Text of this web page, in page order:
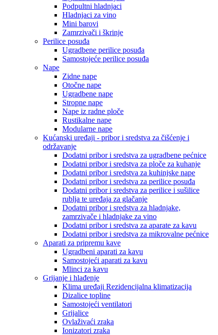
Podpultni hladnjaci
Hladnjaci za vino
Mini barovi
Zamrzivači i škrinje
Perilice posuđa
Ugradbene perilice posuđa
Samostojeće perilice posuđa
Nape
Zidne nape
Otočne nape
Ugradbene nape
Stropne nape
Nape iz radne ploče
Rustikalne nape
Modularne nape
Kućanski uređaji - pribor i sredstva za čišćenje i
održavanje
Dodatni pribor i sredstva za ugradbene pećnice
Dodatni pribor i sredstva za ploče za kuhanje
Dodatni pribor i sredstva za kuhinjske nape
Dodatni pribor i sredstva za perilice posuđa
Dodatni pribor i sredstva za perilice i sušilice
rublja te uređaja za glačanje
Dodatni pribor i sredstva za hladnjake,
zamrzivače i hladnjake za vino
Dodatni pribor i sredstva za aparate za kavu
Dodatni pribor i sredstva za mikrovalne pećnice
Aparati za pripremu kave
Ugradbeni aparati za kavu
Samostojeći aparati za kavu
Mlinci za kavu
Grijanje i hlađenje
Klima uređaji Rezidencijalna klimatizacija
Dizalice topline
Samostojeći ventilatori
Grijalice
Ovlaživaći zraka
Ionizatori zraka